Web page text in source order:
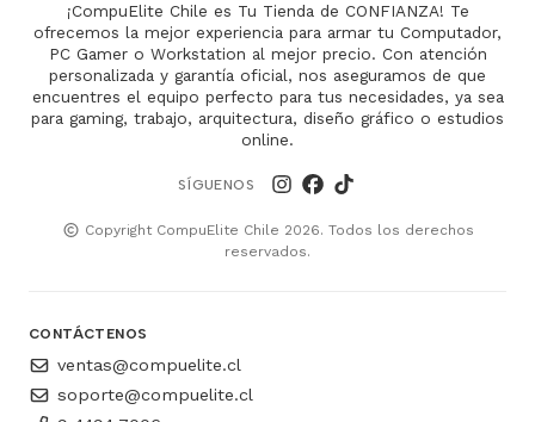
¡CompuElite Chile es Tu Tienda de CONFIANZA! Te
ofrecemos la mejor experiencia para armar tu Computador,
PC Gamer o Workstation al mejor precio. Con atención
personalizada y garantía oficial, nos aseguramos de que
encuentres el equipo perfecto para tus necesidades, ya sea
para gaming, trabajo, arquitectura, diseño gráfico o estudios
online.
SÍGUENOS
Copyright CompuElite Chile 2026. Todos los derechos
reservados.
CONTÁCTENOS
ventas@compuelite.cl
soporte@compuelite.cl